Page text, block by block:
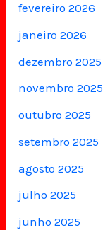
fevereiro 2026
janeiro 2026
dezembro 2025
novembro 2025
outubro 2025
setembro 2025
agosto 2025
julho 2025
junho 2025